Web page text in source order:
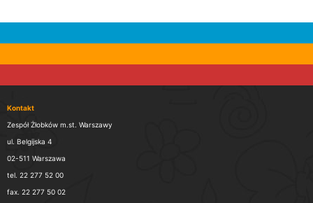
Kontakt
Zespół Żłobków m.st. Warszawy
ul. Belgijska 4
02-511 Warszawa
tel. 22 277 52 00
fax. 22 277 50 02